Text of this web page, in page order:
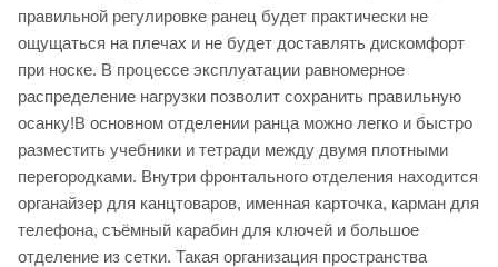
правильной регулировке ранец будет практически не
ощущаться на плечах и не будет доставлять дискомфорт
при носке. В процессе эксплуатации равномерное
распределение нагрузки позволит сохранить правильную
осанку!В основном отделении ранца можно легко и быстро
разместить учебники и тетради между двумя плотными
перегородками. Внутри фронтального отделения находится
органайзер для канцтоваров, именная карточка, карман для
телефона, съёмный карабин для ключей и большое
отделение из сетки. Такая организация пространства